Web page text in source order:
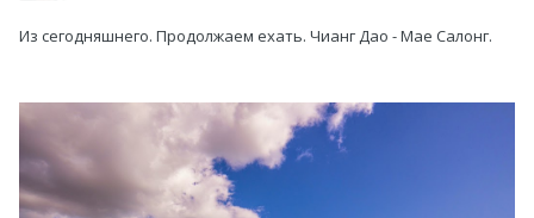
Из сегодняшнего. Продолжаем ехать. Чианг Дао - Мае Салонг.